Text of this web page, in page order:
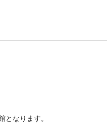
なります。